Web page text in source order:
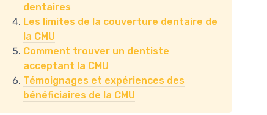
dentaires
Les limites de la couverture dentaire de
la CMU
Comment trouver un dentiste
acceptant la CMU
Témoignages et expériences des
bénéficiaires de la CMU